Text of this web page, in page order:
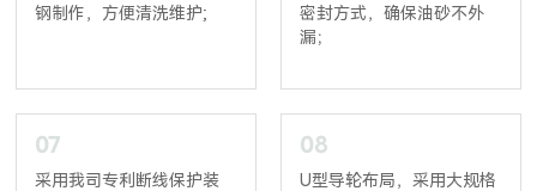
钢制作，方便清洗维护;
密封方式，确保油砂不外
漏；
07
采用我司专利断线保护装
08
U型导轮布局，采用大规格